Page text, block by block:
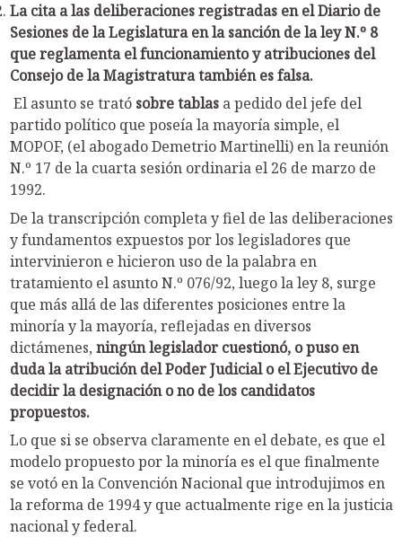
La cita a las deliberaciones registradas en el Diario de
Sesiones de la Legislatura en la sanción de la ley N.º 8
que reglamenta el funcionamiento y atribuciones del
Consejo de la Magistratura también es falsa.
El asunto se trató sobre tablasa pedido del jefe del
partido político que poseía la mayoría simple, el
MOPOF, (el abogado Demetrio Martinelli) en la reunión
N.º 17 de la cuarta sesión ordinaria el 26 de marzo de
1992.
De la transcripción completa y fiel de las deliberaciones
y fundamentos expuestos por los legisladores que
intervinieron e hicieron uso de la palabra en
tratamiento el asunto N.º 076/92, luego la ley 8, surge
que más allá de las diferentes posiciones entre la
minoría y la mayoría, reflejadas en diversos
dictámenes, ningún legislador cuestionó, o puso en
duda la atribución del Poder Judicial o el Ejecutivo de
decidir la designación o no de los candidatos
propuestos.
Lo que si se observa claramente en el debate, es que el
modelo propuesto por la minoría es el que finalmente
se votó en la Convención Nacional que introdujimos en
la reforma de 1994 y que actualmente rige en la justicia
nacional y federal.